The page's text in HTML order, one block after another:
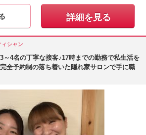
詳細を見る
シャン
～4名の丁寧な接客♪17時までの勤務で私生活を
全予約制の落ち着いた隠れ家サロンで手に職